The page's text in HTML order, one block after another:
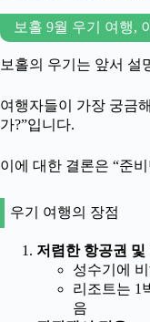
보홀 9월 우기 여행,
보홀의 우기는 앞서 설
여행자들이 가장 궁금
가?”입니다.
이에 대한 결론은 “준
우기 여행의 장점
저렴한 항공권 및
성수기에
리조트는 1
음